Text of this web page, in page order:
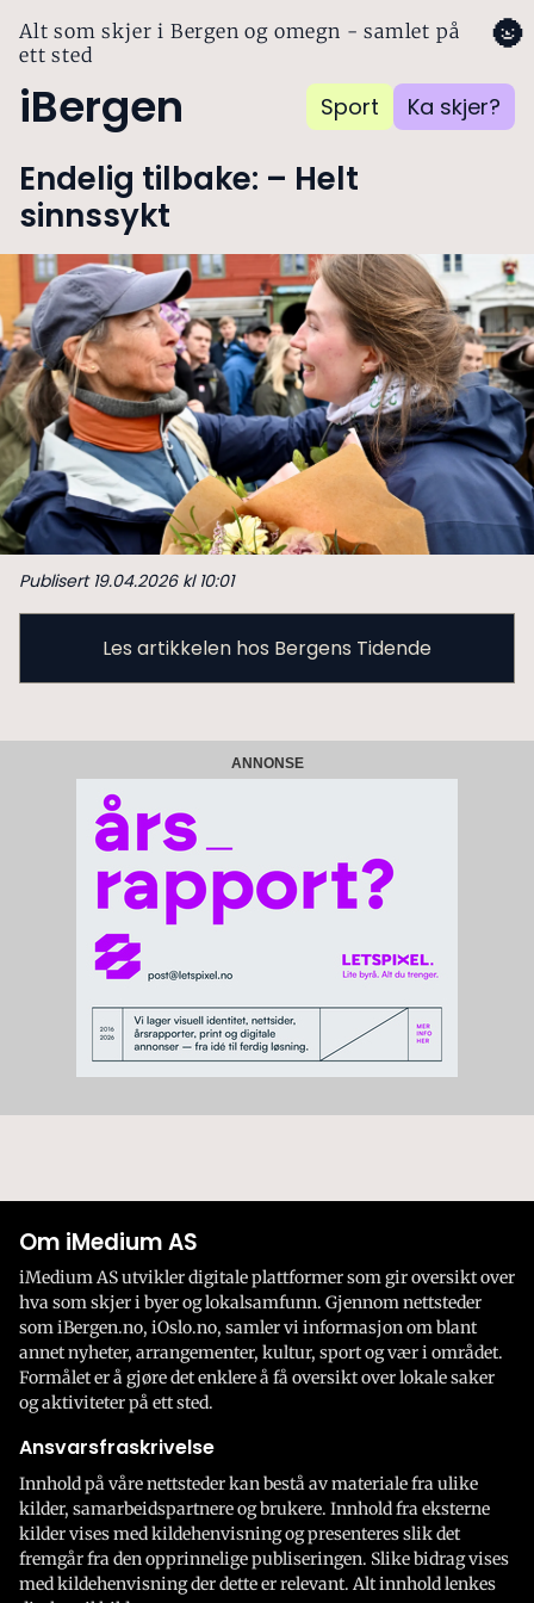
Alt som skjer i Bergen og omegn - samlet på
ett sted
iBergen Sport Ka skjer?
🌚
Endelig tilbake: – Helt
sinnssykt
Publisert 19.04.2026 kl 10:01
Les artikkelen hos Bergens Tidende
ANNONSE
Om iMedium AS
iMedium AS utvikler digitale plattformer som gir oversikt over
hva som skjer i byer og lokalsamfunn. Gjennom nettsteder
som iBergen.no, iOslo.no, samler vi informasjon om blant
annet nyheter, arrangementer, kultur, sport og vær i området.
Formålet er å gjøre det enklere å få oversikt over lokale saker
og aktiviteter på ett sted.
Ansvarsfraskrivelse
Innhold på våre nettsteder kan bestå av materiale fra ulike
kilder, samarbeidspartnere og brukere. Innhold fra eksterne
kilder vises med kildehenvisning og presenteres slik det
fremgår fra den opprinnelige publiseringen. Slike bidrag vises
med kildehenvisning der dette er relevant. Alt innhold lenkes